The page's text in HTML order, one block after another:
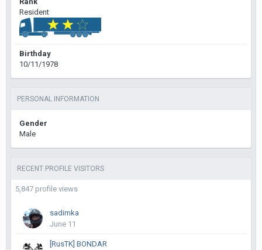
Resident
Birthday
10/11/1978
PERSONAL INFORMATION
Gender
Male
RECENT PROFILE VISITORS
5,847 profile views
sadimka
June 11
[RusTK] BONDAR